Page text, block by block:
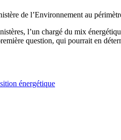
de l’Environnement au
l’un chargé du mix
question, qui pourrait en
énergétique